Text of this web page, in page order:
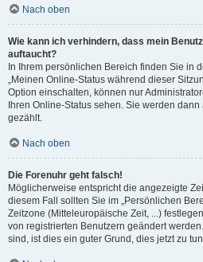
Nach oben
Wie kann ich verhindern, dass mein
auftaucht?
In Ihrem persönlichen Bereich finden Sie in
„Meinen Online-Status während dieser
Option einschalten, können nur
Ihren Online-Status sehen. Sie werden
gezählt.
Nach oben
Die Forenuhr geht falsch!
Möglicherweise entspricht die angezeigte
diesem Fall sollten Sie im „Persönlichen
Zeitzone (Mitteleuropäische Zeit, ...)
von registrierten Benutzern geändert
sind, ist dies ein guter Grund, dies jetzt zu